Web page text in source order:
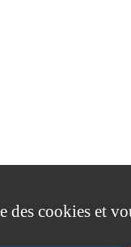
des cookies et